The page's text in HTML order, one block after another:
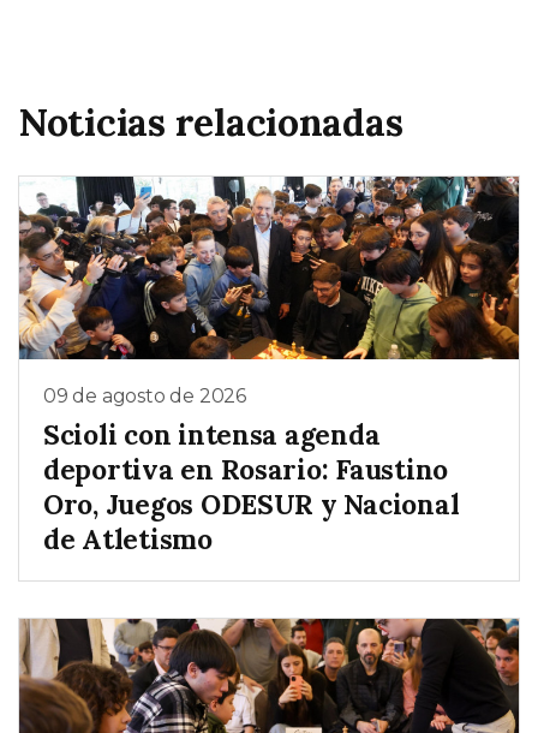
Noticias relacionadas
09 de agosto de 2026
Scioli con intensa agenda
deportiva en Rosario: Faustino
Oro, Juegos ODESUR y Nacional
de Atletismo